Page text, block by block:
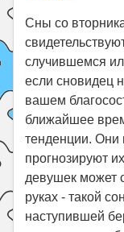
Сны со
случившемся
если сновидец
вашем
ближайшее
тенденции. Они
прогнозируют
девушек может
руках - такой
наступившей